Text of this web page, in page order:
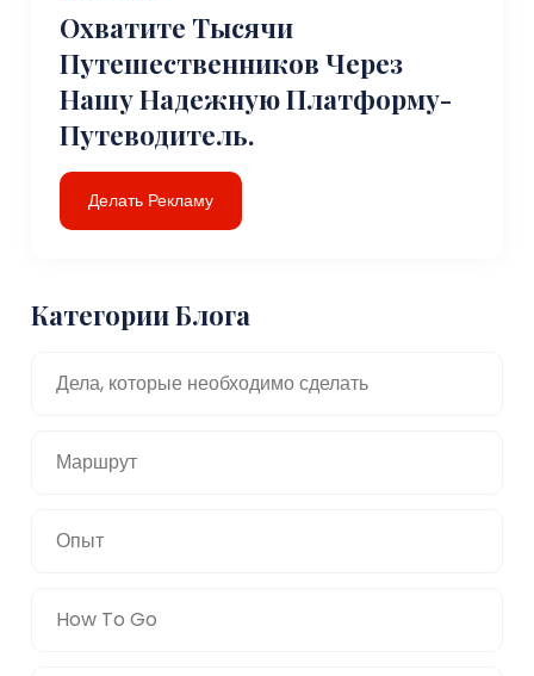
Охватите Тысячи
Путешественников Через
Нашу Надежную Платформу-
Путеводитель.
Делать Рекламу
Категории Блога
Дела, которые необходимо сделать
Маршрут
Опыт
How To Go